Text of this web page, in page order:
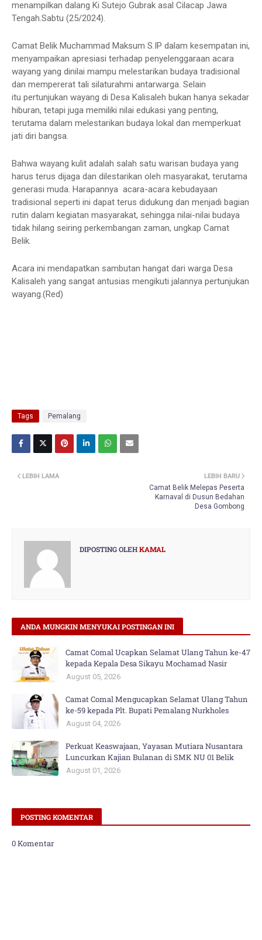
menampilkan dalang Ki Sutejo Gubrak asal Cilacap Jawa
Tengah.Sabtu (25/2024).
Camat Belik Muchammad Maksum S.IP dalam kesempatan ini,
menyampaikan apresiasi terhadap penyelenggaraan acara
wayang yang dinilai mampu melestarikan budaya tradisional
dan mempererat tali silaturahmi antarwarga. Selain
itu pertunjukan wayang di Desa Kalisaleh bukan hanya sekadar
hiburan, tetapi juga memiliki nilai edukasi yang penting,
terutama dalam melestarikan budaya lokal dan memperkuat
jati diri bangsa.
Bahwa wayang kulit adalah salah satu warisan budaya yang
harus terus dijaga dan dilestarikan oleh masyarakat, terutama
generasi muda. Harapannya acara-acara kebudayaan
tradisional seperti ini dapat terus didukung dan menjadi bagian
rutin dalam kegiatan masyarakat, sehingga nilai-nilai budaya
tidak hilang seiring perkembangan zaman, ungkap Camat
Belik.
Acara ini mendapatkan sambutan hangat dari warga Desa
Kalisaleh yang sangat antusias mengikuti jalannya pertunjukan
wayang.(Red)
Tags Pemalang
LEBIH BARU
Camat Belik Melepas Peserta
Karnaval di Dusun Bedahan
Desa Gombong
LEBIH LAMA
DIPOSTING OLEHKAMAL
ANDA MUNGKIN MENYUKAI POSTINGAN INI
Camat Comal Ucapkan Selamat Ulang Tahun ke-47
kepada Kepala Desa Sikayu Mochamad Nasir
August 05, 2026
Camat Comal Mengucapkan Selamat Ulang Tahun
ke-59 kepada Plt. Bupati Pemalang Nurkholes
August 04, 2026
Perkuat Keaswajaan, Yayasan Mutiara Nusantara
Luncurkan Kajian Bulanan di SMK NU 01 Belik
August 01, 2026
POSTING KOMENTAR
0 Komentar